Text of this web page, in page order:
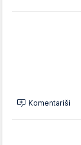
Komentariši